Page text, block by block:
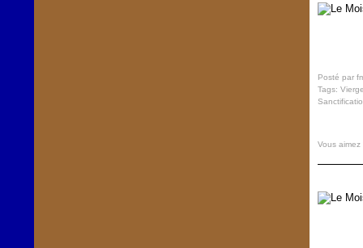
Posté par
Tags:
Vous aimez